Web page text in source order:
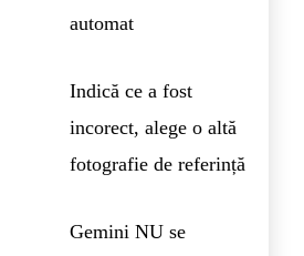
automat
Indică ce a fost
incorect, alege o altă
fotografie de referință
Gemini NU se